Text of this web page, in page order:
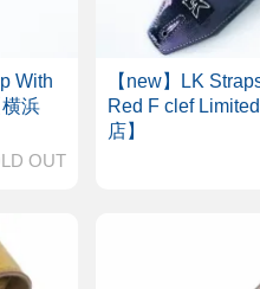
With
浜
OUT
【new】LK
Red F clef
店】